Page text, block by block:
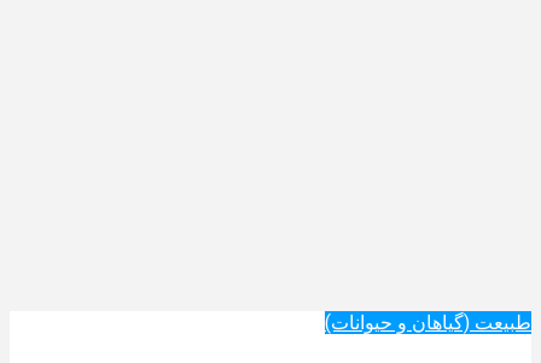
طبیعت (گیاهان و حیوانات)